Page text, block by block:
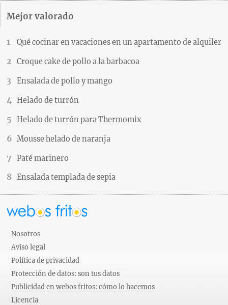
Mejor valorado
Qué cocinar en vacaciones en un apartamento de alquiler
Croque cake de pollo a la barbacoa
Ensalada de pollo y mango
Helado de turrón
Helado de turrón para Thermomix
Mousse helado de naranja
Paté marinero
Ensalada templada de sepia
Nosotros
Aviso legal
Política de privacidad
Protección de datos: son tus datos
Publicidad en webos fritos: cómo lo hacemos
Licencia